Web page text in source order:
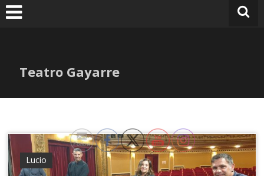
Teatro Gayarre
Lucio